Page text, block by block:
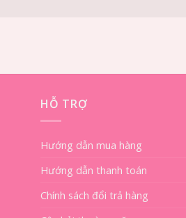
HỖ TRỢ
Hướng dẫn mua hàng
Hướng dẫn thanh toán
Chính sách đổi trả hàng